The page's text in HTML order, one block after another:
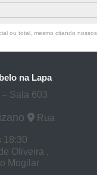
ou total, mesmo citando
na Lapa
– Sala 603
Rua
18:30
Oliveira ,
Mogilar